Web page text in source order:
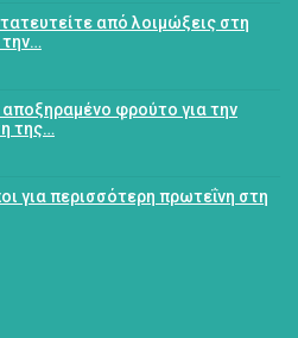
από λοιμώξεις στη
φρούτο για την
της…
για περισσότερη πρωτεΐνη στη